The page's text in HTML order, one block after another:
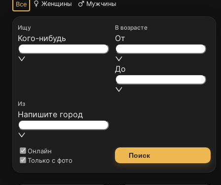
Все Женщины Мужчины
Ищу
Кого-нибудь
Из
Напишите город
В возрасте
От
До
Онлайн
Только с фото
Поиск